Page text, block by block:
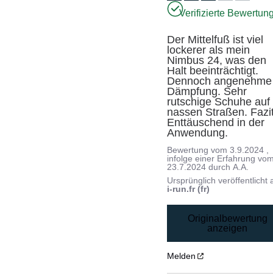
Verifizierte
Der Mittelfuß ist viel
lockerer als mein
Nimbus 24, was den
Halt beeinträchtigt.
Dennoch angenehme
Dämpfung. Sehr
rutschige Schuhe auf
nassen Straßen.
Enttäuschend in der
Anwendung.
Bewertung vom3.9.2024
infolge einer Erfahrung
23.7.2024 durchA.A.
Ursprünglich veröffentlicht
i-run.fr (fr)
Originalbewertung
anzeigen
Melden